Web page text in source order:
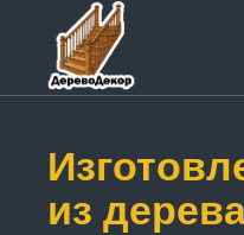
из